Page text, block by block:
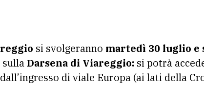
si svolgeranno martedì 30 luglio e
sullaDarsena di Viareggio: si potrà
di viale Europa (ai lati della